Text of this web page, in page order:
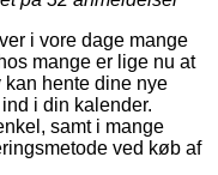
i vore dage mange
mange er lige nu at
hente dine nye
i din kalender.
samt i mange
ved køb af